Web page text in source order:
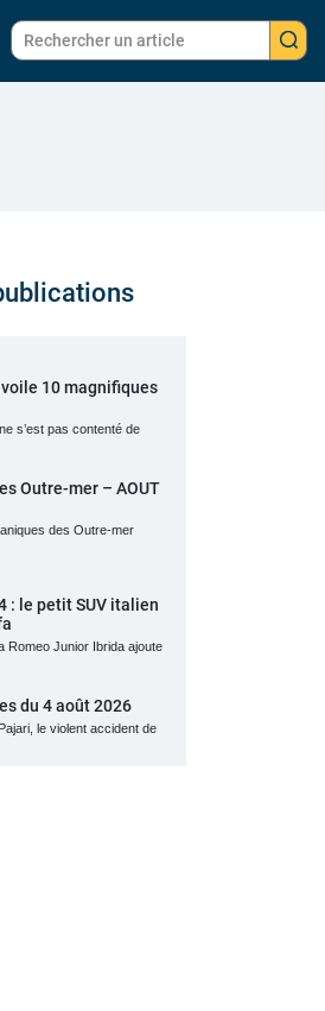
10 magnifiques
s’est pas contenté de
Outre-mer – AOUT
des Outre-mer
: le petit SUV italien
Romeo Junior Ibrida ajoute
du 4 août 2026
le violent accident de